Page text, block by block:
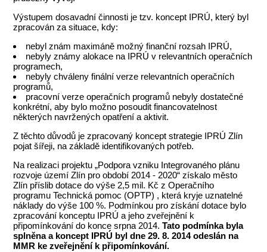
Výstupem dosavadní činnosti je tzv. koncept IPRÚ, který byl
zpracován za situace, kdy:
nebyl znám maximáně možný finanční rozsah IPRÚ,
nebyly známy alokace na IPRÚ v relevantních operačních
programech,
nebyly chváleny finální verze relevantních operačních
programů,
pracovní verze operačních programů nebyly dostatečné
konkrétní, aby bylo možno posoudit financovatelnost
některých navržených opatření a aktivit.
Z těchto důvodů je zpracovaný koncept strategie IPRÚ Zlín
pojat šířeji, na základě identifikovaných potřeb.
Na realizaci projektu „Podpora vzniku Integrovaného plánu
rozvoje území Zlín pro období 2014 - 2020“ získalo město
Zlín příslib dotace do výše 2,5 mil. Kč z Operačního
programu Technická pomoc (OPTP) , která kryje uznatelné
náklady do výše 100 %. Podmínkou pro získání dotace bylo
zpracování konceptu IPRÚ a jeho zveřejnění k
připomínkování do konce srpna 2014.Tato podmínka byla
splněna a koncept IPRÚ byl dne 29. 8. 2014 odeslán na
MMR ke zveřejnění k připomínkování.